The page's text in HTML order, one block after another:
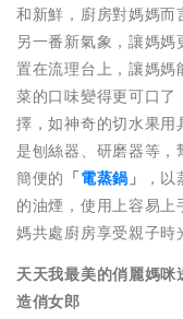
和新鮮，廚房對媽媽
另一番新氣象，讓媽
置在流理台上，讓媽
菜的口味變得更可口了
擇，如神奇的切水果
是刨絲器、研磨器等
簡便的 「電蒸鍋」
，
的油煙，使用上容易
媽共處廚房享受親子時
天天我最美的俏麗媽咪
造俏女郎